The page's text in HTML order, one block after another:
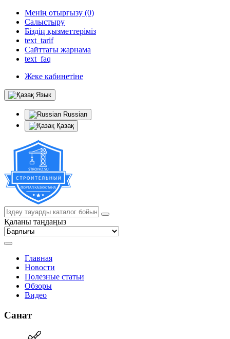
Менің отырғызу (0)
Салыстыру
Біздің қызметтеріміз
text_tarif
Сайттағы жарнама
text_faq
Жеке кабинетіне
Язык
Russian
Қазақ
Қаланы таңдаңыз
Главная
Новости
Полезные статьи
Обзоры
Видео
Санат